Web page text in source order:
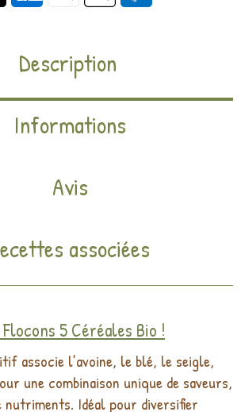
Description
Informations
Avis
associées
5 Céréales Bio !
associe l’avoine, le blé, le seigle,
une combinaison unique de saveurs,
nutriments. Idéal pour diversifier